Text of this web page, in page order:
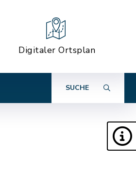
Digitaler Ortsplan
SUCHE